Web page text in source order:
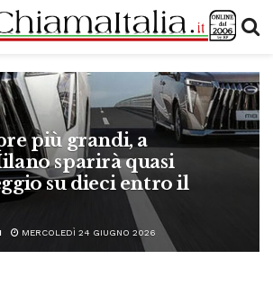
più grandi, a
sparirà quasi
su dieci entro il
MERCOLEDÌ 24 GIUGNO 2026